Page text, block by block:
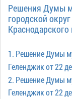
и
жителям
города
комиссия
Решения Думы
городской
Краснодарского
1. Решение Думы
Геленджик от 22
2. Решение Думы
Геленджик от 22